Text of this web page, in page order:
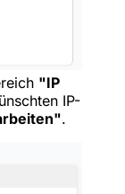
"IP
IP-
.